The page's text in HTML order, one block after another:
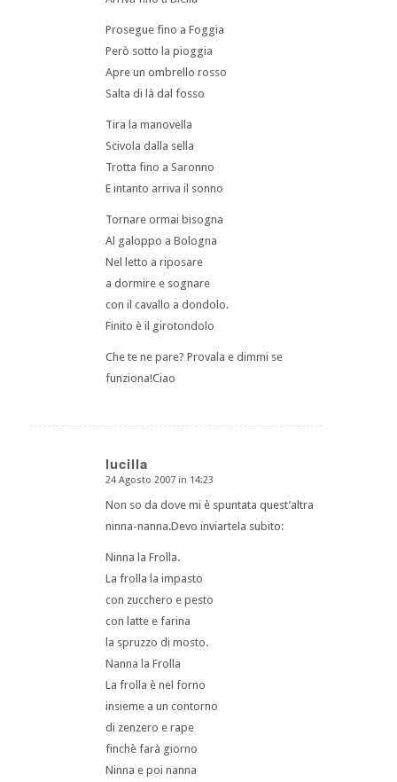
Prosegue fino a Foggia
Però sotto la pioggia
Apre un ombrello rosso
Salta di là dal fosso
Tira la manovella
Scivola dalla sella
Trotta fino a Saronno
E intanto arriva il sonno
Tornare ormai bisogna
Al galoppo a Bologna
Nel letto a riposare
a dormire e sognare
con il cavallo a dondolo.
Finito è il girotondolo
Che te ne pare? Provala e dimmi se
funziona!Ciao
lucilla
dice:
24 Agosto 2007 in 14:23
Non so da dove mi è spuntata quest’altra
ninna-nanna.Devo inviartela subito:
Ninna la Frolla.
La frolla la impasto
con zucchero e pesto
con latte e farina
la spruzzo di mosto.
Nanna la Frolla
La frolla è nel forno
insieme a un contorno
di zenzero e rape
finchè farà giorno
Ninna e poi nanna